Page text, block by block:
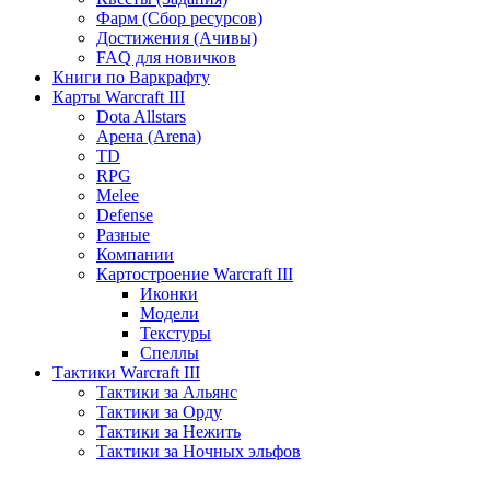
Фарм (Сбор ресурсов)
Достижения (Ачивы)
FAQ для новичков
Книги по Варкрафту
Карты Warcraft III
Dota Allstars
Арена (Arena)
TD
RPG
Melee
Defense
Разные
Компании
Картостроение Warcraft III
Иконки
Модели
Текстуры
Спеллы
Тактики Warcraft III
Тактики за Альянс
Тактики за Орду
Тактики за Нежить
Тактики за Ночных эльфов